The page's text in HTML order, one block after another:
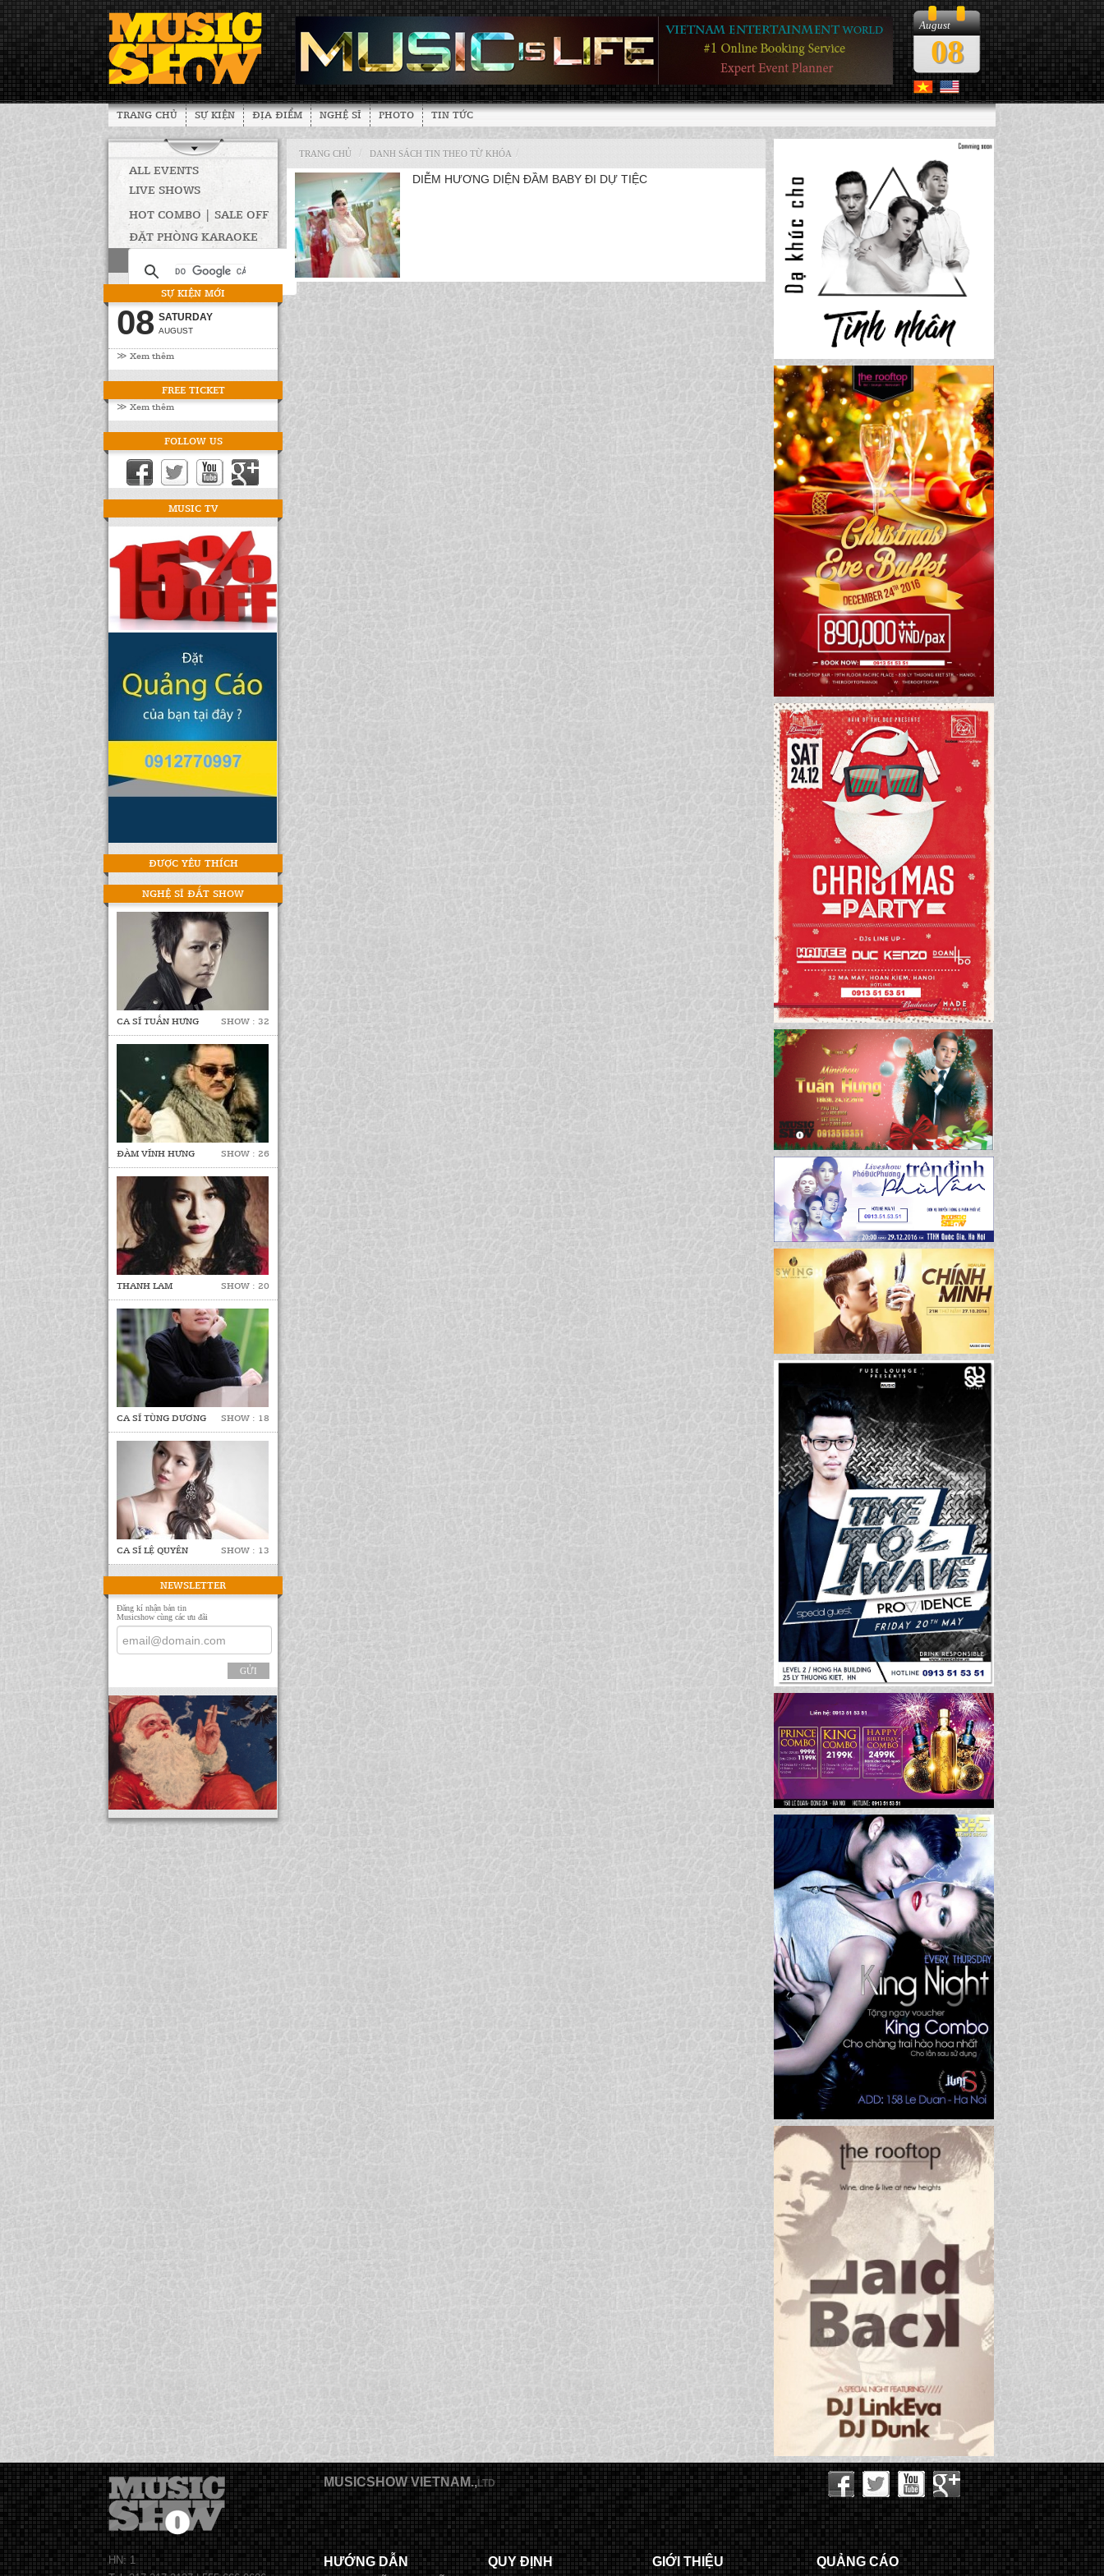
August
08
TRANG CHỦ SỰ KIỆN ĐỊA ĐIỂM NGHỆ SĨ PHOTO TIN TỨC
ALL EVENTS
LIVE SHOWS
HOT COMBO | SALE OFF
ĐẶT PHÒNG KARAOKE
SỰ KIỆN MỚI
08 SATURDAY
AUGUST
≫ Xem thêm
FREE TICKET
≫ Xem thêm
FOLLOW US
MUSIC TV
ĐƯỢC YÊU THÍCH
NGHỆ SĨ ĐẮT SHOW
CA SĨ TUẤN HƯNG SHOW : 32
ĐÀM VĨNH HƯNG SHOW : 26
THANH LAM SHOW : 20
CA SĨ TÙNG DƯƠNG SHOW : 18
CA SĨ LỆ QUYÊN SHOW : 13
NEWSLETTER
Đăng kí nhận bản tin
Musicshow cùng các ưu đãi
GỬI
TRANG CHỦ / DANH SÁCH TIN THEO TỪ KHÓA /
DIỄM HƯƠNG DIỆN ĐẦM BABY ĐI DỰ TIỆC
HN: 1
MUSICSHOW VIETNAM.,LTD
HƯỚNG DẪN
QUY ĐỊNH
GIỚI THIỆU
QUẢNG CÁO